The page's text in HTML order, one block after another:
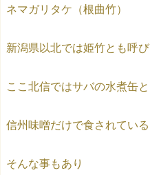
ネマガリタケ（根曲竹）
新潟県以北では姫竹とも呼び
ここ北信ではサバの水煮缶と
信州味噌だけで食されている
そんな事もあり